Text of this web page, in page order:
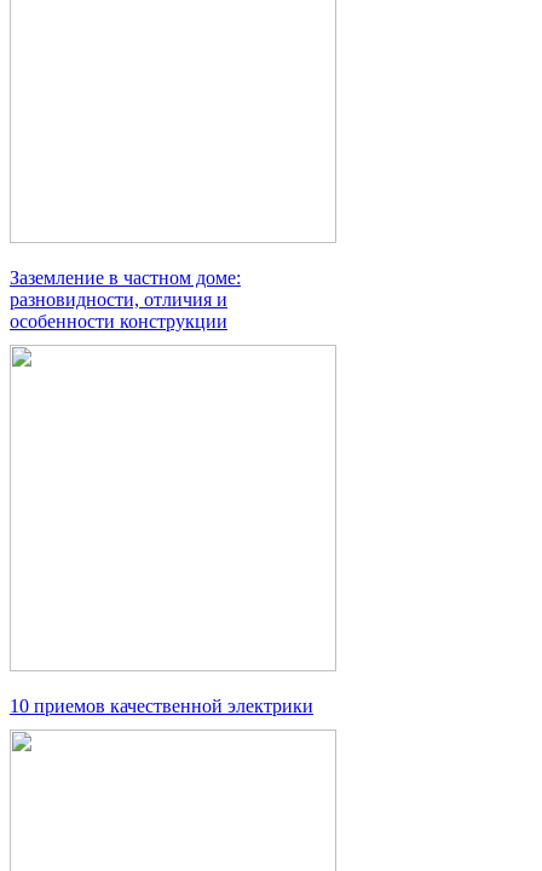
Заземление в частном доме:
разновидности, отличия и
особенности конструкции
10 приемов качественной электрики